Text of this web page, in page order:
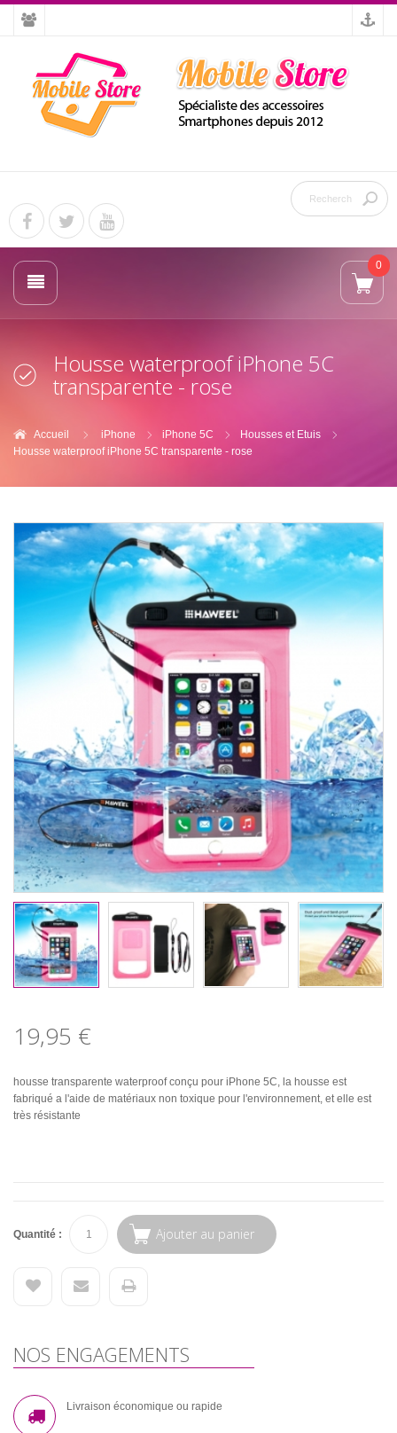
0
Housse waterproof iPhone 5C
transparente - rose
Accueil iPhone iPhone 5C
Housses et Etuis
Housse waterproof iPhone 5C transparente - rose
19,95 €
housse transparente waterproof conçu pour iPhone 5C, la housse est
fabriqué a l'aide de matériaux non toxique pour l'environnement, et elle est
très résistante
Quantité : Ajouter au panier
NOS ENGAGEMENTS
Livraison économique ou rapide